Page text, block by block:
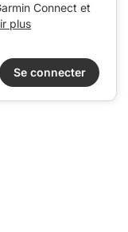
Connect et
plus
Se connecter